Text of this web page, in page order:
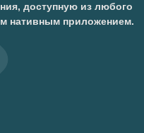
доступную из любого
нативным приложением.